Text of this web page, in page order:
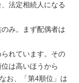
法定相続人になる
み。まず配偶者は
れています。その
は高いほうから
お、「第4順位」は